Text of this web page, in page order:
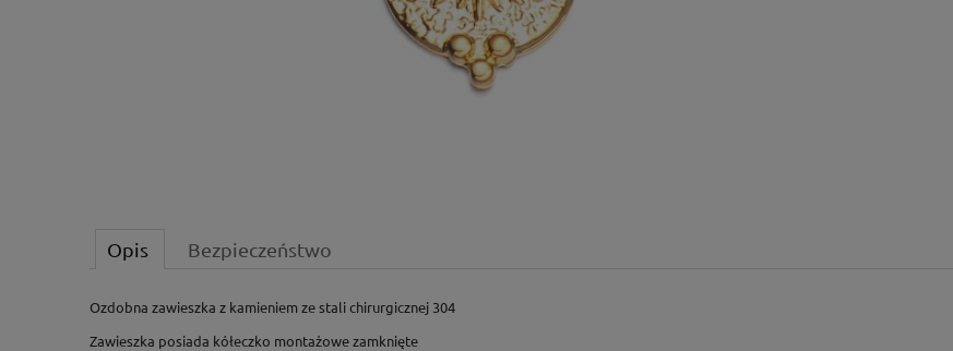
Opis Bezpieczeństwo
Ozdobna zawieszka z kamieniem ze stali chirurgicznej 304
Zawieszka posiada kółeczko montażowe zamknięte